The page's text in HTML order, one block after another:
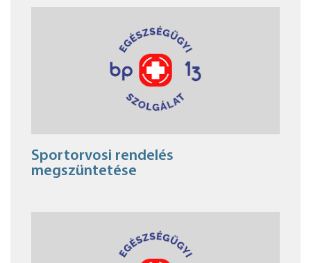
Sportorvosi rendelés
megszüntetése